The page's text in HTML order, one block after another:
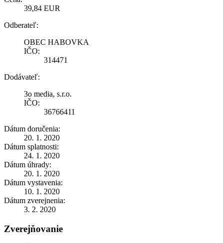
39,84 EUR
Odberateľ:
OBEC HABOVKA
IČO:
314471
Dodávateľ:
3o media, s.r.o.
IČO:
36766411
Dátum doručenia:
20. 1. 2020
Dátum splatnosti:
24. 1. 2020
Dátum úhrady:
20. 1. 2020
Dátum vystavenia:
10. 1. 2020
Dátum zverejnenia:
3. 2. 2020
Zverejňovanie